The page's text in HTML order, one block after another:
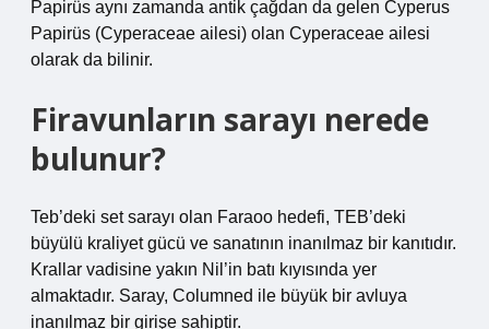
Papirüs aynı zamanda antik çağdan da gelen Cyperus
Papirüs (Cyperaceae ailesi) olan Cyperaceae ailesi
olarak da bilinir.
Firavunların sarayı nerede
bulunur?
Teb’deki set sarayı olan Faraoo hedefi, TEB’deki
büyülü kraliyet gücü ve sanatının inanılmaz bir kanıtıdır.
Krallar vadisine yakın Nil’in batı kıyısında yer
almaktadır. Saray, Columned ile büyük bir avluya
inanılmaz bir girişe sahiptir.